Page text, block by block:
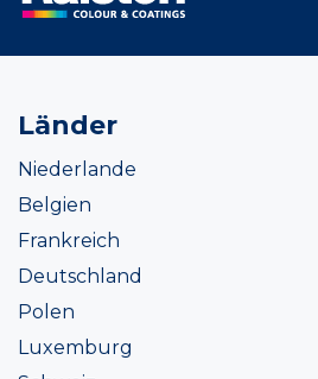
Länder
Niederlande
Belgien
Frankreich
Deutschland
Polen
Luxemburg